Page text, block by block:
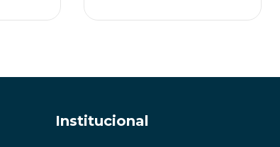
Institucional